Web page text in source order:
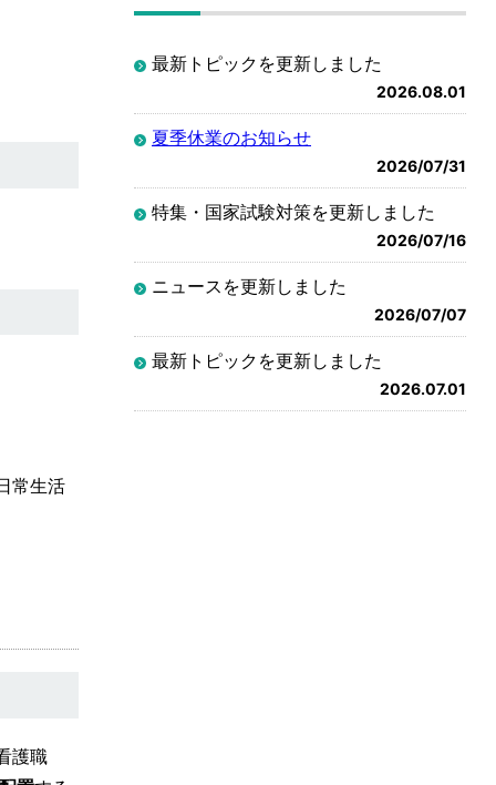
常生活
護職
最新トピックを更新しました
2026.08.01
夏季休業のお知らせ
2026/07/31
特集・国家試験対策を更新しました
2026/07/16
ニュースを更新しました
2026/07/07
最新トピックを更新しました
2026.07.01